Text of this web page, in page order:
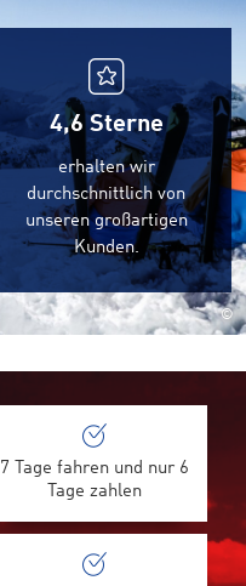
4,6 Sterne
erhalten wir
durchschnittlich von
unseren großartigen
Kunden.
©
7 Tage fahren und nur 6
Tage zahlen